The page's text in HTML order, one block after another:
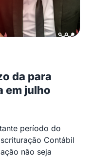
da para
em julho
período do
Contábil
não seja